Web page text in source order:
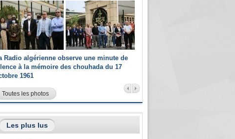
Radio algérienne observe une minute de
à la mémoire des chouhada du 17
1961
Toutes les photos
Les plus lus